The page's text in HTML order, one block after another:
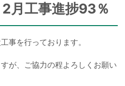
月工事進捗93％
事を行っております。
が、ご協力の程よろしくお願い